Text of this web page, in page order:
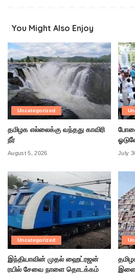
You Might Also Enjoy
Uncategorized
தமிழக எல்லைக்கு வந்தது காவிரி
நீர்
August 5, 2026 July
Uncategorized
இந்தியாவின் முதல் ஹைட்ரஜன்
ரயில் சேவை நாளை தொடக்கம்